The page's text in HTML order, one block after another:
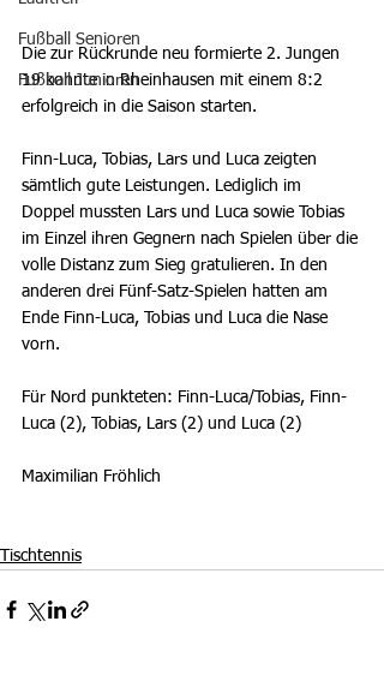
Fußball Senioren
Fußball Junioren
Die zur Rückrunde neu formierte 2. Jungen
19 konnte in Rheinhausen mit einem 8:2
erfolgreich in die Saison starten.
Finn-Luca, Tobias, Lars und Luca zeigten
sämtlich gute Leistungen. Lediglich im
Doppel mussten Lars und Luca sowie Tobias
im Einzel ihren Gegnern nach Spielen über die
volle Distanz zum Sieg gratulieren. In den
anderen drei Fünf-Satz-Spielen hatten am
Ende Finn-Luca, Tobias und Luca die Nase
vorn.
Für Nord punkteten: Finn-Luca/Tobias, Finn-
Luca (2), Tobias, Lars (2) und Luca (2)
Maximilian Fröhlich
Tischtennis